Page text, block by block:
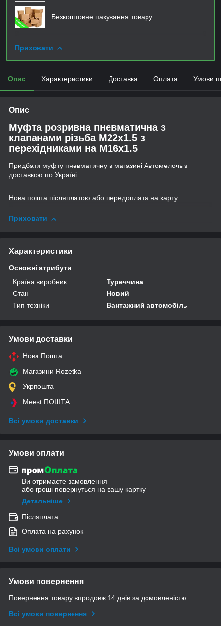
Безкоштовне пакування товару
Приховати
Опис Характеристики Доставка Оплата Умови
Опис
Муфта розривна пневматична з
клапанами різьба М22х1.5 з
перехідниками на М16x1.5
Придбати муфту пневматичну в магазині Автомелочь з
доставкою по Україні
Нова пошта післяплатою або передоплата на карту.
Приховати
Характеристики
Основні атрибути
Країна виробник
Туреччина
Стан
Новий
Тип техніки
Вантажний автомобіль
Умови доставки
Нова Пошта
Магазини Rozetka
Укрпошта
Meest ПОШТА
Всі умови доставки
Умови оплати
Ви отримаєте замовлення
або гроші повернуться на вашу картку
Детальніше
Післяплата
Оплата на рахунок
Всі умови оплати
Умови повернення
Повернення товару впродовж 14 днів за домовленістю
Всі умови повернення